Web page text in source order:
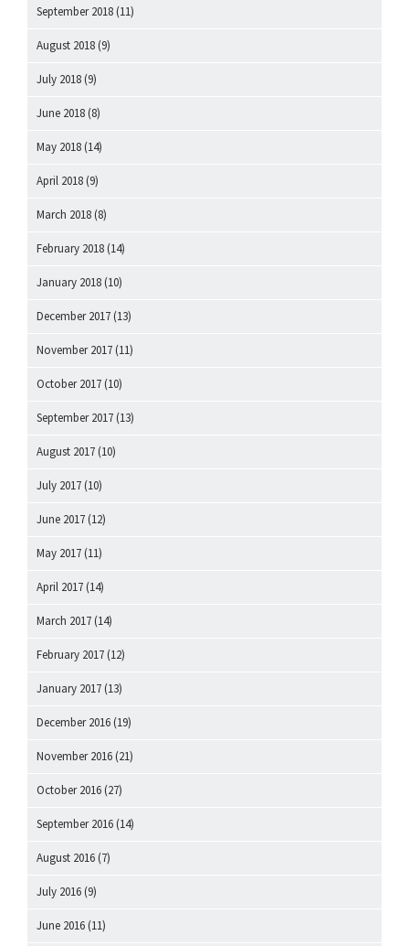
September 2018 (11)
August 2018 (9)
July 2018 (9)
June 2018 (8)
May 2018 (14)
April 2018 (9)
March 2018 (8)
February 2018 (14)
January 2018 (10)
December 2017 (13)
November 2017 (11)
October 2017 (10)
September 2017 (13)
August 2017 (10)
July 2017 (10)
June 2017 (12)
May 2017 (11)
April 2017 (14)
March 2017 (14)
February 2017 (12)
January 2017 (13)
December 2016 (19)
November 2016 (21)
October 2016 (27)
September 2016 (14)
August 2016 (7)
July 2016 (9)
June 2016 (11)